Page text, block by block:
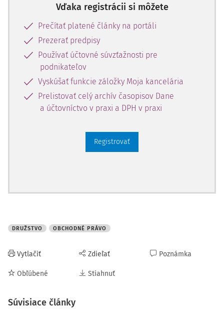
Väčšia časť pracujúcich a nepracujúcich členov družstiev
premenila vypočítané majetkové podiely násled
Vďaka registrácii si môžete
Prečítať platené články na portáli
Prezerať predpisy
Používať účtovné súvzťažnosti pre
podnikateľov
Vyskúšať funkcie záložky Moja kancelária
Prelistovať celý archív časopisov Dane
a účtovníctvo v praxi a DPH v praxi
Registrovať
DRUŽSTVO OBCHODNÉ PRÁVO
Vytlačiť
Obľúbené
Zdieľať
Stiahnuť
Poznámka
Súvisiace články